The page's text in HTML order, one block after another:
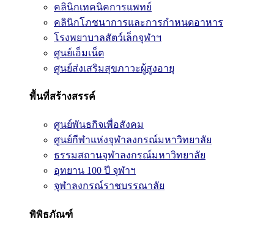
คลินิกเทคนิคการแพทย์
คลินิกโภชนาการและการกำหนดอาหาร
โรงพยาบาลสัตว์เล็กจุฬาฯ
ศูนย์เอ็มเน็ต
ศูนย์ส่งเสริมสุขภาวะผู้สูงอายุ
พื้นที่สร้างสรรค์
ศูนย์พันธกิจเพื่อสังคม
ศูนย์กีฬาแห่งจุฬาลงกรณ์มหาวิทยาลัย
ธรรมสถานจุฬาลงกรณ์มหาวิทยาลัย
อุทยาน 100 ปี จุฬาฯ
จุฬาลงกรณ์ราชบรรณาลัย
พิพิธภัณฑ์